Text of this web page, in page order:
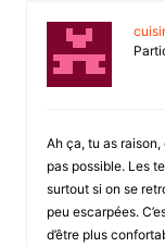
Ah ça, tu as
pas possible. Les
surtout si on se
peu escarpées.
d’être plus